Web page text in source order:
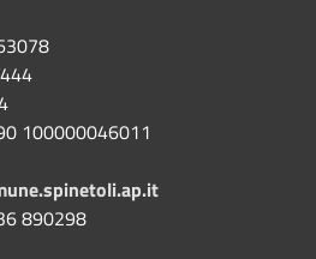
100000046011
890298